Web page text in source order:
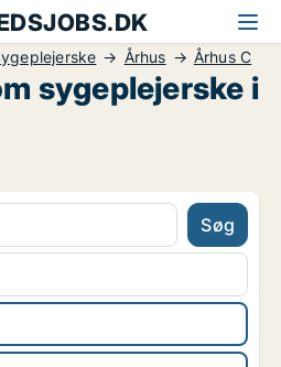
Århus Århus C
sygeplejerske i
Søg